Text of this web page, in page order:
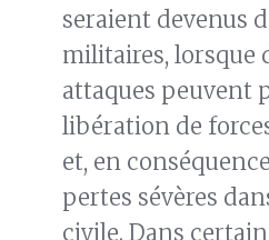
seraient devenus
militaires, lorsque
attaques peuvent
libération de
et, en
pertes sévères
civile. Dans